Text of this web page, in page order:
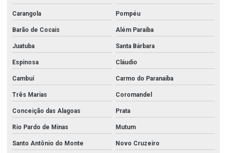
Carangola Pompéu
Barão de Cocais Além Paraíba
Juatuba Santa Bárbara
Espinosa Cláudio
Cambuí Carmo do Paranaíba
Três Marias Coromandel
Conceição das Alagoas Prata
Rio Pardo de Minas Mutum
Santo Antônio do Monte Novo Cruzeiro